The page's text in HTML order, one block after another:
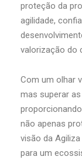
proteção da
agilidade,
valorização do
Com um olhar
mas superar
não apenas
visão da
para um